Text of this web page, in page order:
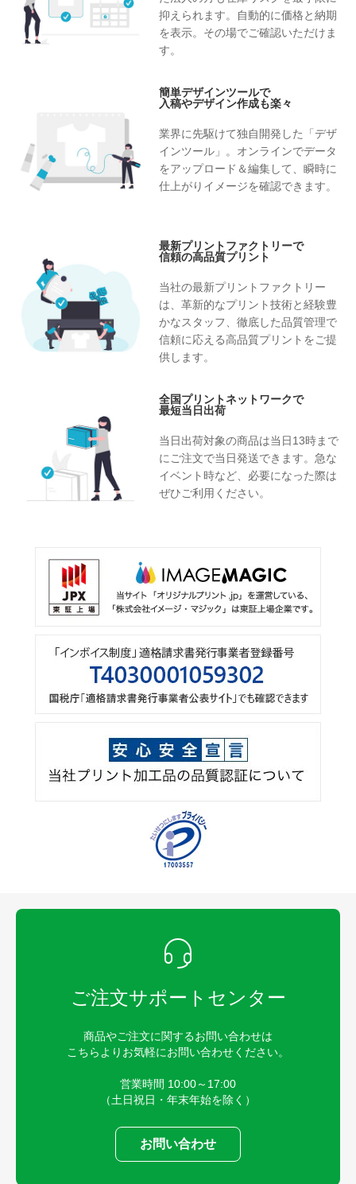
抑えられます。自動的に価格と納期
を表示。その場でご確認いただけま
す。
簡単デザインツールで
入稿やデザイン作成も楽々
業界に先駆けて独自開発した「デザ
インツール」。オンラインでデータ
をアップロード＆編集して、瞬時に
仕上がりイメージを確認できます。
最新プリントファクトリーで
信頼の高品質プリント
当社の最新プリントファクトリー
は、革新的なプリント技術と経験豊
かなスタッフ、徹底した品質管理で
信頼に応える高品質プリントをご提
供します。
全国プリントネットワークで
最短当日出荷
当日出荷対象の商品は当日13時まで
にご注文で当日発送できます。急な
イベント時など、必要になった際は
ぜひご利用ください。
ご注文サポートセンター
商品やご注文に関するお問い合わせは
こちらよりお気軽にお問い合わせください。
営業時間 10:00～17:00
（土日祝日・年末年始を除く）
お問い合わせ